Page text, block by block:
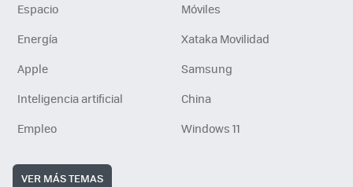
Espacio
Móviles
Energía
Xataka Movilidad
Apple
Samsung
Inteligencia artificial
China
Empleo
Windows 11
VER MÁS TEMAS